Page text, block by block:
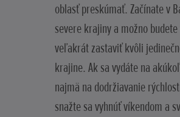
oblasť preskúmať. Začínate v
severe krajiny a možno
veľakrát zastaviť kvôli
krajine. Ak sa vydáte na
najmä na dodržiavanie
snažte sa vyhnúť víkendom a